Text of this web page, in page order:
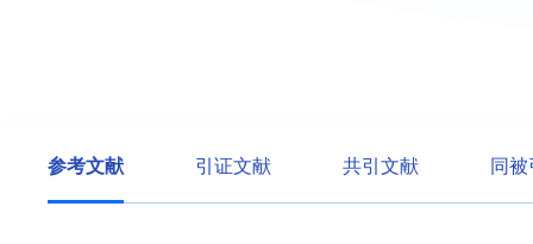
参考文献 引证文献 共引文献 同